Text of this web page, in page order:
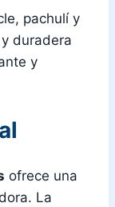
pachulí y
duradera
y
ofrece una
La